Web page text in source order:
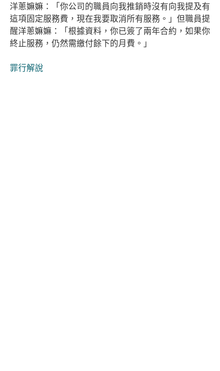
洋蔥嫲嫲：「你公司的職員向我推銷時沒有向我提及有
這項固定服務費，現在我要取消所有服務。」但職員提
醒洋蔥嫲嫲：「根據資料，你已簽了兩年合約，如果你
終止服務，仍然需繳付餘下的月費。」
罪行解說